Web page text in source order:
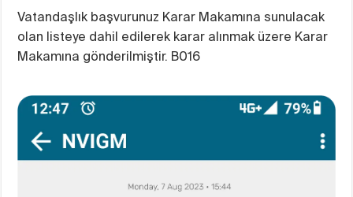
Vatandaşlık başvurunuz Karar Makamına sunulacak
olan listeye dahil edilerek karar alınmak üzere Karar
Makamına gönderilmiştir. B016